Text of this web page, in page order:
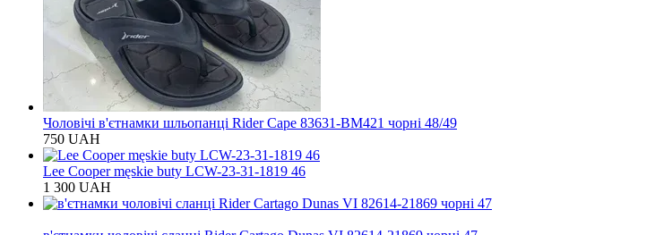
Чоловічі в'єтнамки шльопанці Rider Cape 83631-BM421 чорні 48/49
750 UAH
Lee Cooper męskie buty LCW-23-31-1819 46
1 300 UAH